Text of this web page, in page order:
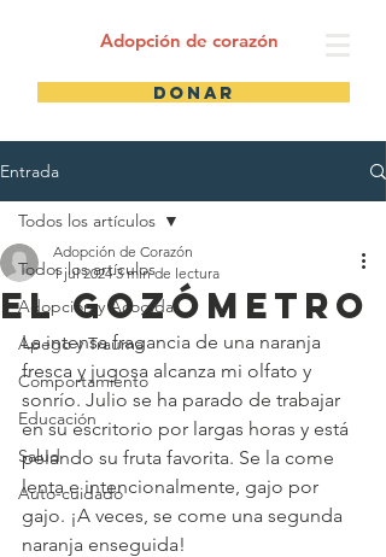
Adopción de corazón
Donar
Entrada
Todos los artículos
Adopción y Acogida
Apego y Trauma
Comportamiento
Educación
Salud
Auto-cuidado
Todos los artículos
el Gozómetro
Adopción de Corazón
1 jul 2024 3 min de lectura
La intensa fragancia de una naranja
fresca y jugosa alcanza mi olfato y
sonrío. Julio se ha parado de trabajar
en su escritorio por largas horas y está
pelando su fruta favorita. Se la come
lenta e intencionalmente, gajo por
gajo. ¡A veces, se come una segunda
naranja enseguida!